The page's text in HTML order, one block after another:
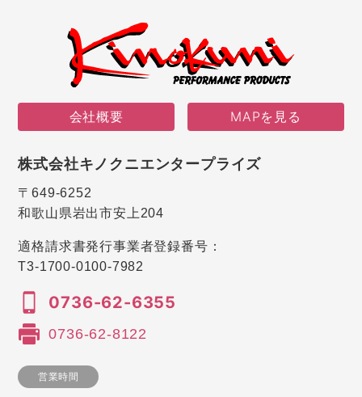
会社概要 MAPを見る
株式会社キノクニエンタープライズ
〒649-6252
和歌山県岩出市安上204
適格請求書発行事業者登録番号：
T3-1700-0100-7982
0736-62-6355
0736-62-8122
営業時間